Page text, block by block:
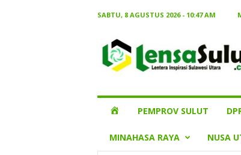
SABTU, 8 AGUSTUS 2026 - 10:47 AM
Sulut
HOMEPEMPROV SULUT
MINAHASA RAYA NUSA